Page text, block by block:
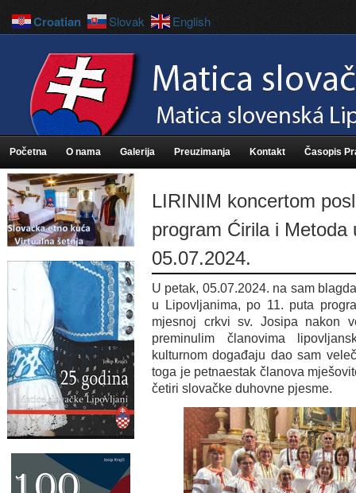
Početna O nama Galerija Preuzimanja Kontakt Časopis
LIRINIM koncertom
program Ćirila i Metoda
05.07.2024.
U petak, 05.07.2024. na sam
u Lipovljanima, po 11. puta
mjesnoj crkvi sv. Josipa nakon
preminulim članovima
kulturnom događaju dao sam
toga je petnaestak članova
četiri slovačke duhovne pjesme.
Croatian Slovak English